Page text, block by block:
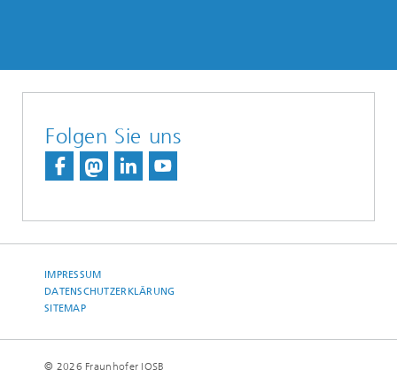
Folgen Sie uns
IMPRESSUM
DATENSCHUTZERKLÄRUNG
SITEMAP
© 2026 Fraunhofer IOSB